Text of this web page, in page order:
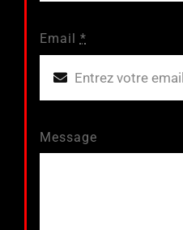
Email *
Message